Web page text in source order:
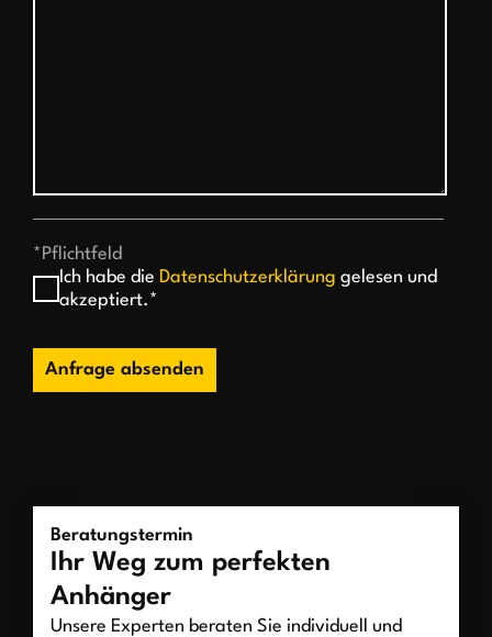
*Pflichtfeld
Ich habe die Datenschutzerklärung gelesen und
akzeptiert.*
Anfrage absenden
Beratungstermin
Ihr Weg zum perfekten
Anhänger
Unsere Experten beraten Sie individuell und